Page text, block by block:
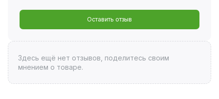
Оставить отзыв
Здесь ещё нет отзывов, поделитесь своим
мнением о товаре.